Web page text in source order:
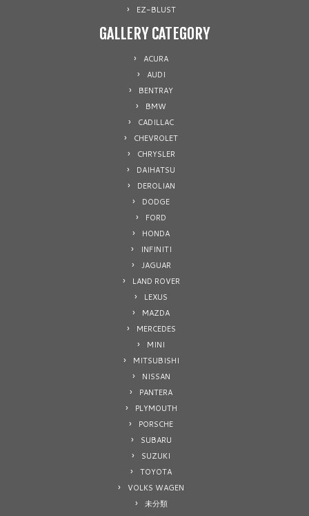
EZ-BLUST
GALLERY CATEGORY
ACURA
AUDI
BENTRAY
BMW
CADILLAC
CHEVROLET
CHRYSLER
DAIHATSU
DEROLIAN
DODGE
FORD
HONDA
INFINITI
JAGUAR
LAND ROVER
LEXUS
MAZDA
MERCEDES
MINI
MITSUBISHI
NISSAN
PANTERA
PLYMOUTH
PORSCHE
SUBARU
SUZUKI
TOYOTA
VOLKS WAGEN
未分類